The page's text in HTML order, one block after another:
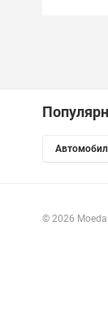
© 2026